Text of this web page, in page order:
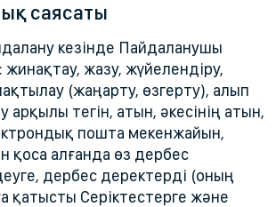
саясаты
кезінде Пайдаланушы
жинақтау, жазу, жүйелендіру,
(жаңарту, өзгерту), алып
арқылы тегін, атын, әкесінің атын,
пошта мекенжайын,
қоса алғанда өз дербес
дербес деректерді (оның
қатысты Серіктестерге және